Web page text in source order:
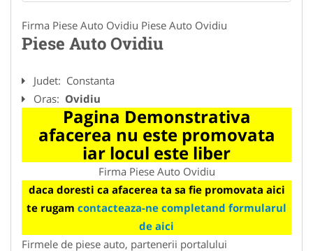
Firma Piese Auto Ovidiu Piese Auto Ovidiu
Piese Auto Ovidiu
Judet: Constanta
Oras: Ovidiu
Pagina Demonstrativa
afacerea nu este promovata
iar locul este liber
Firma Piese Auto Ovidiu
daca doresti ca afacerea ta sa fie promovata aici
te rugam contacteaza-ne completand formularul
de aici
Firmele de piese auto, partenerii portalului